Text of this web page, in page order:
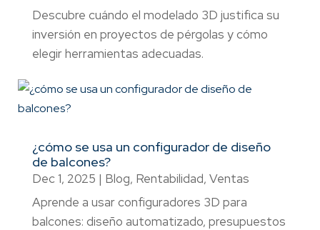
Descubre cuándo el modelado 3D justifica su
inversión en proyectos de pérgolas y cómo
elegir herramientas adecuadas.
¿cómo se usa un configurador de diseño
de balcones?
Dec 1, 2025 | Blog, Rentabilidad, Ventas
Aprende a usar configuradores 3D para
balcones: diseño automatizado, presupuestos